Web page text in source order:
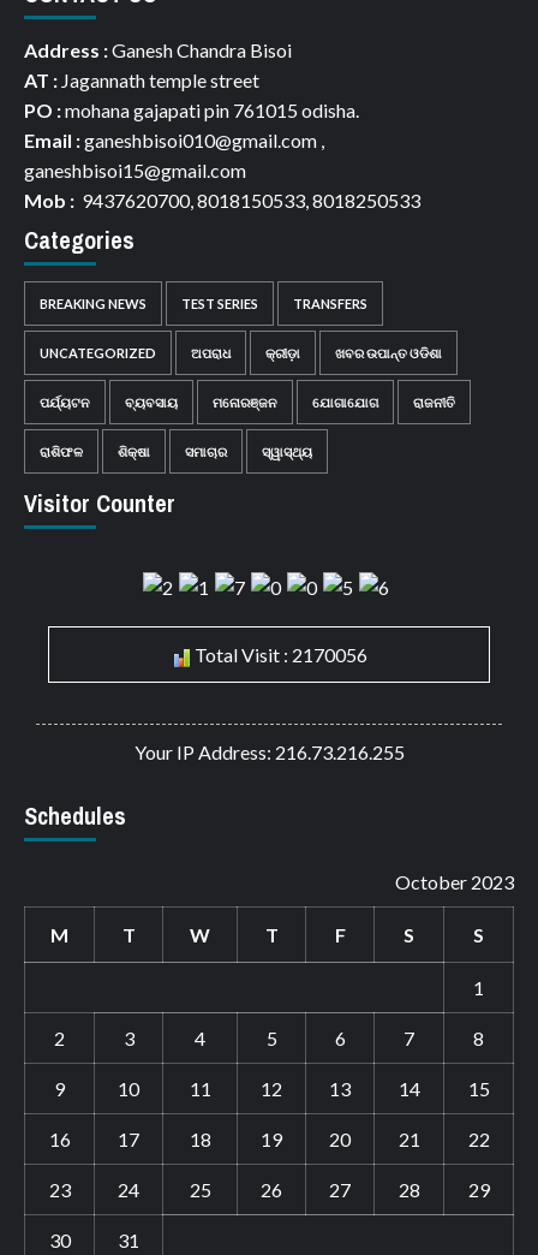
Address :Ganesh Chandra Bisoi
AT : Jagannath temple street
PO :mohana gajapati pin 761015 odisha.
Email :ganeshbisoi010@gmail.com ,
ganeshbisoi15@gmail.com
Mob : 9437620700, 8018150533, 8018250533
Categories
BREAKING NEWS TEST SERIES TRANSFERS
UNCATEGORIZED ଅପରାଧ କ୍ରୀଡ଼ା ଖବର ଉପାନ୍ତ ଓଡିଶା
ପର୍ଯ୍ୟଟନ ବ୍ୟବସାୟ ମନୋରଞ୍ଜନ ଯୋଗାଯୋଗ ରାଜନୀତି
ରାଶିଫଳ ଶିକ୍ଷା ସମାଚାର ସ୍ୱାସ୍ଥ୍ୟ
Visitor Counter
Total Visit : 2170056
Your IP Address: 216.73.216.255
Schedules
October 2023
M T W T F S S
1
2 3 4 5 6 7 8
9 10 11 12 13 14 15
16 17 18 19 20 21 22
23 24 25 26 27 28 29
30 31